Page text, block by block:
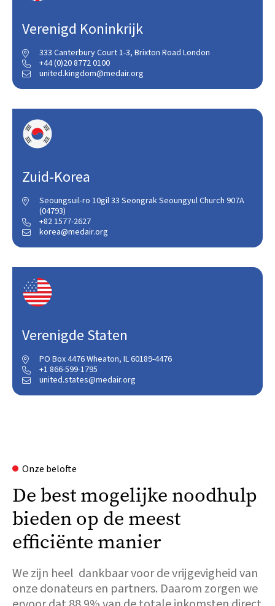
Verenigd Koninkrijk
 333 Canterbury Court 1-3, Brixton Road London
 +44 (0)20 8772 0100
 united.kingdom@medair.org
Zuid-Korea

Seoungsuil-ro 10gil 33 Seongrak Seoungyul Church 907A
(04793)
 +82 1577-2627
 korea@medair.org
Verenigde Staten
 PO Box 4476 Wheaton, IL 60189-4476
 +1 866-599-1795
 united.states@medair.org
Onze belofte
De best mogelijke noodhulp
bieden op de meest
efficiënte manier
We zijn heel dankbaar voor de vrijgevigheid van
onze donateurs en partners. Daarom zorgen we